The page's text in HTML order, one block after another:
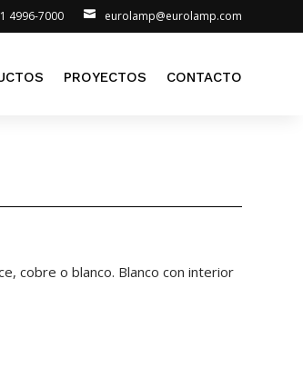
4996-7000 eurolamp@eurolamp.com
PROYECTOS CONTACTO
cobre o blanco. Blanco con interior